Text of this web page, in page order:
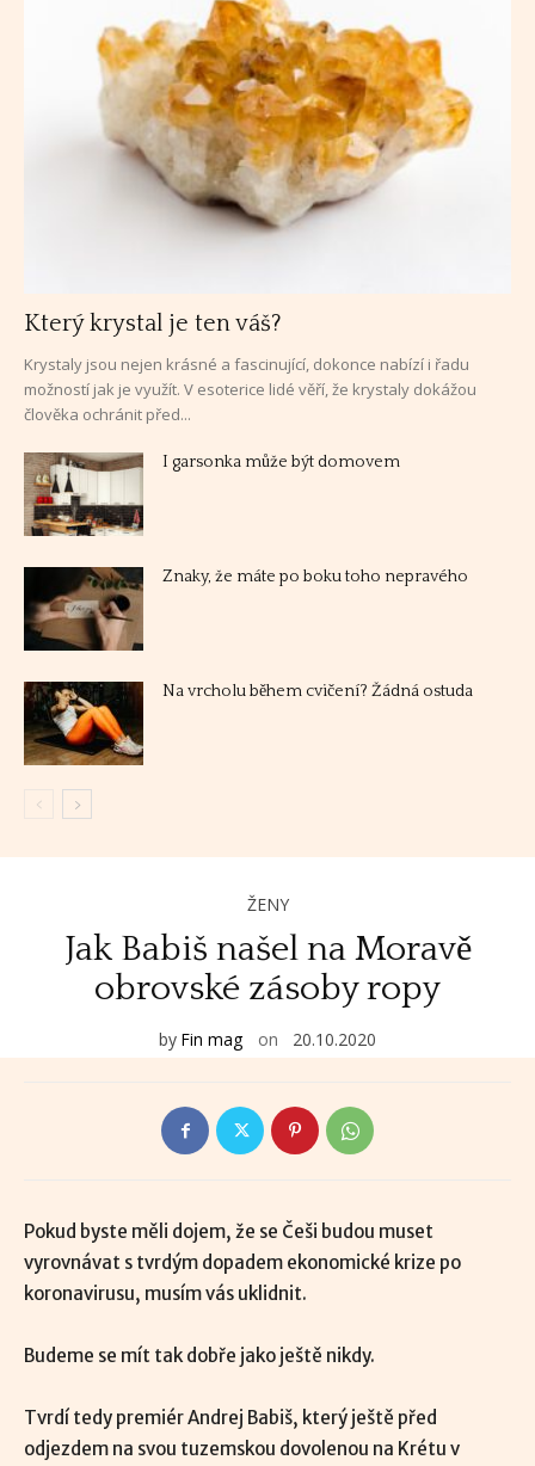
Který krystal je ten váš?
Krystaly jsou nejen krásné a fascinující, dokonce nabízí i řadu
možností jak je využít. V esoterice lidé věří, že krystaly dokážou
člověka ochránit před...
I garsonka může být domovem
Znaky, že máte po boku toho nepravého
Na vrcholu během cvičení? Žádná ostuda